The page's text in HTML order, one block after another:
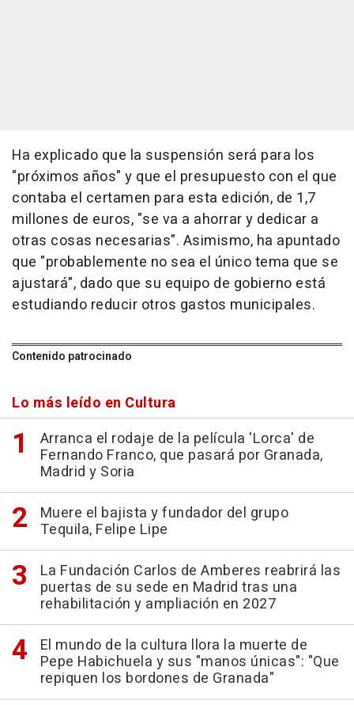
Ha explicado que la suspensión será para los
"próximos años" y que el presupuesto con el que
contaba el certamen para esta edición, de 1,7
millones de euros, "se va a ahorrar y dedicar a
otras cosas necesarias". Asimismo, ha apuntado
que "probablemente no sea el único tema que se
ajustará", dado que su equipo de gobierno está
estudiando reducir otros gastos municipales.
Contenido patrocinado
Lo más leído en Cultura
Arranca el rodaje de la película 'Lorca' de
Fernando Franco, que pasará por Granada,
Madrid y Soria
Muere el bajista y fundador del grupo
Tequila, Felipe Lipe
La Fundación Carlos de Amberes reabrirá las
puertas de su sede en Madrid tras una
rehabilitación y ampliación en 2027
El mundo de la cultura llora la muerte de
Pepe Habichuela y sus "manos únicas": "Que
repiquen los bordones de Granada"